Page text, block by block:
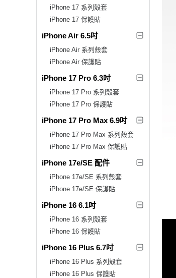
iPhone 17 系列殼套
iPhone 17 保護貼
iPhone Air 6.5吋
iPhone Air 系列殼套
iPhone Air 保護貼
iPhone 17 Pro 6.3吋
iPhone 17 Pro 系列殼套
iPhone 17 Pro 保護貼
iPhone 17 Pro Max 6.9吋
iPhone 17 Pro Max 系列殼套
iPhone 17 Pro Max 保護貼
iPhone 17e/SE 配件
iPhone 17e/SE 系列殼套
iPhone 17e/SE 保護貼
iPhone 16 6.1吋
iPhone 16 系列殼套
iPhone 16 保護貼
iPhone 16 Plus 6.7吋
iPhone 16 Plus 系列殼套
iPhone 16 Plus 保護貼